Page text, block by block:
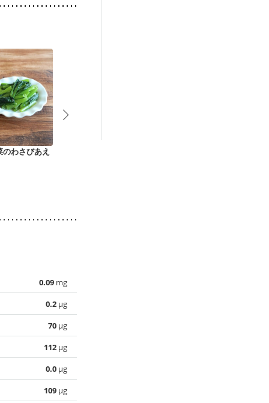
娠糖尿病(初期)
のわさびあえ
0.09 mg
0.2 µg
70 µg
112 µg
0.0 µg
109 µg